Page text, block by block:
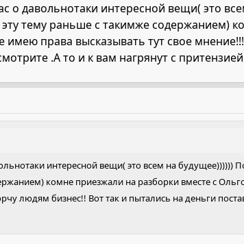
о давольнотаки интересной вещи( это
тему раньше с такимже содержанием)
права высказывать тут свое
.А то и к вам нагрянут с
интересной вещи( это всем на будущее))))))
комне приезжали на разборки вместе с
людям бизнес!! Вот так и пытались на деньги